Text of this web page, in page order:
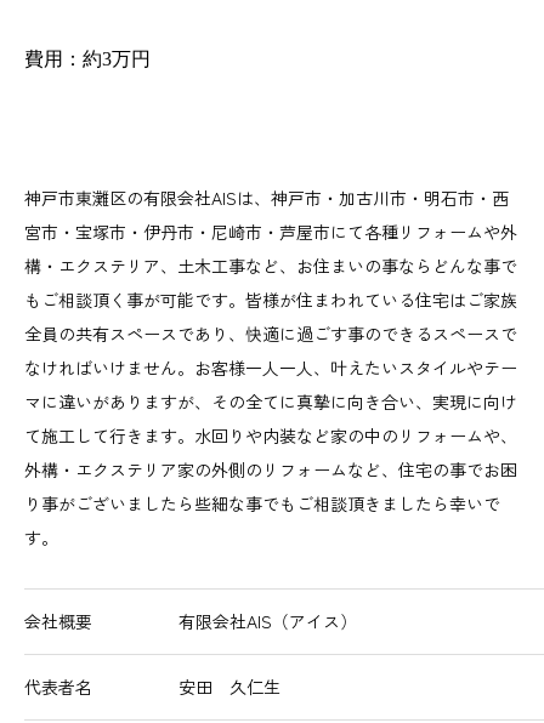
費用：約3万円
神戸市東灘区の有限会社AISは、神戸市・加古川市・明石市・西
宮市・宝塚市・伊丹市・尼崎市・芦屋市にて各種リフォームや外
構・エクステリア、土木工事など、お住まいの事ならどんな事で
もご相談頂く事が可能です。皆様が住まわれている住宅はご家族
全員の共有スペースであり、快適に過ごす事のできるスペースで
なければいけません。お客様一人一人、叶えたいスタイルやテー
マに違いがありますが、その全てに真摯に向き合い、実現に向け
て施工して行きます。水回りや内装など家の中のリフォームや、
外構・エクステリア家の外側のリフォームなど、住宅の事でお困
り事がございましたら些細な事でもご相談頂きましたら幸いで
す。
会社概要 有限会社AIS（アイス）
代表者名 安田 久仁生